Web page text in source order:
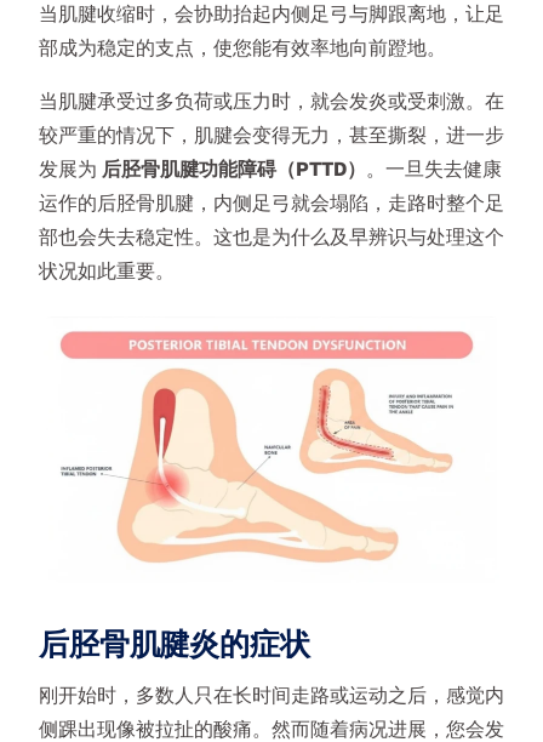
当肌腱收缩时，会协助抬起内侧足弓与脚跟离地，让足
部成为稳定的支点，使您能有效率地向前蹬地。
当肌腱承受过多负荷或压力时，就会发炎或受刺激。在
较严重的情况下，肌腱会变得无力，甚至撕裂，进一步
发展为 后胫骨肌腱功能障碍（PTTD） 。一旦失去健康
运作的后胫骨肌腱，内侧足弓就会塌陷，走路时整个足
部也会失去稳定性。这也是为什么及早辨识与处理这个
状况如此重要。
后胫骨肌腱炎的症状
刚开始时，多数人只在长时间走路或运动之后，感觉内
侧踝出现像被拉扯的酸痛。然而随着病况进展，您会发